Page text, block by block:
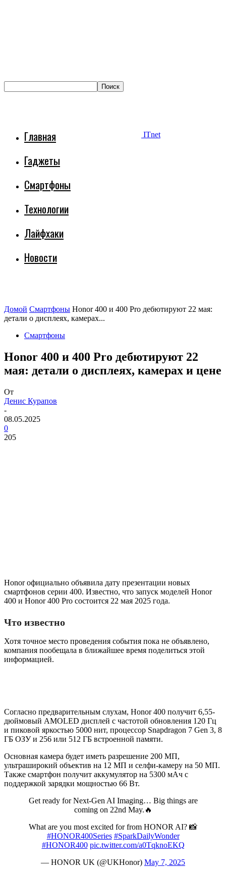
ITnet
Главная
Гаджеты
Смартфоны
Технологии
Лайфхаки
Новости
Домой Смартфоны Honor 400 и 400 Pro дебютируют 22 мая:
детали о дисплеях, камерах...
Смартфоны
Honor 400 и 400 Pro дебютируют 22
мая: детали о дисплеях, камерах и цене
От
Денис Курапов
-
08.05.2025
0
205
Honor официально объявила дату презентации новых
смартфонов серии 400. Известно, что запуск моделей Honor
400 и Honor 400 Pro состоится 22 мая 2025 года.
Что известно
Хотя точное место проведения события пока не объявлено,
компания пообещала в ближайшее время поделиться этой
информацией.
Согласно предварительным слухам, Honor 400 получит 6,55-
дюймовый AMOLED дисплей с частотой обновления 120 Гц
и пиковой яркостью 5000 нит, процессор Snapdragon 7 Gen 3, 8
ГБ ОЗУ и 256 или 512 ГБ встроенной памяти.
Основная камера будет иметь разрешение 200 МП,
ультраширокий объектив на 12 МП и селфи-камеру на 50 МП.
Также смартфон получит аккумулятор на 5300 мАч с
поддержкой зарядки мощностью 66 Вт.
Get ready for Next-Gen AI Imaging… Big things are
coming on 22nd May.🔥
What are you most excited for from HONOR AI? 📸
#HONOR400Series #SparkDailyWonder
#HONOR400 pic.twitter.com/a0TqknoEKQ
— HONOR UK (@UKHonor) May 7, 2025